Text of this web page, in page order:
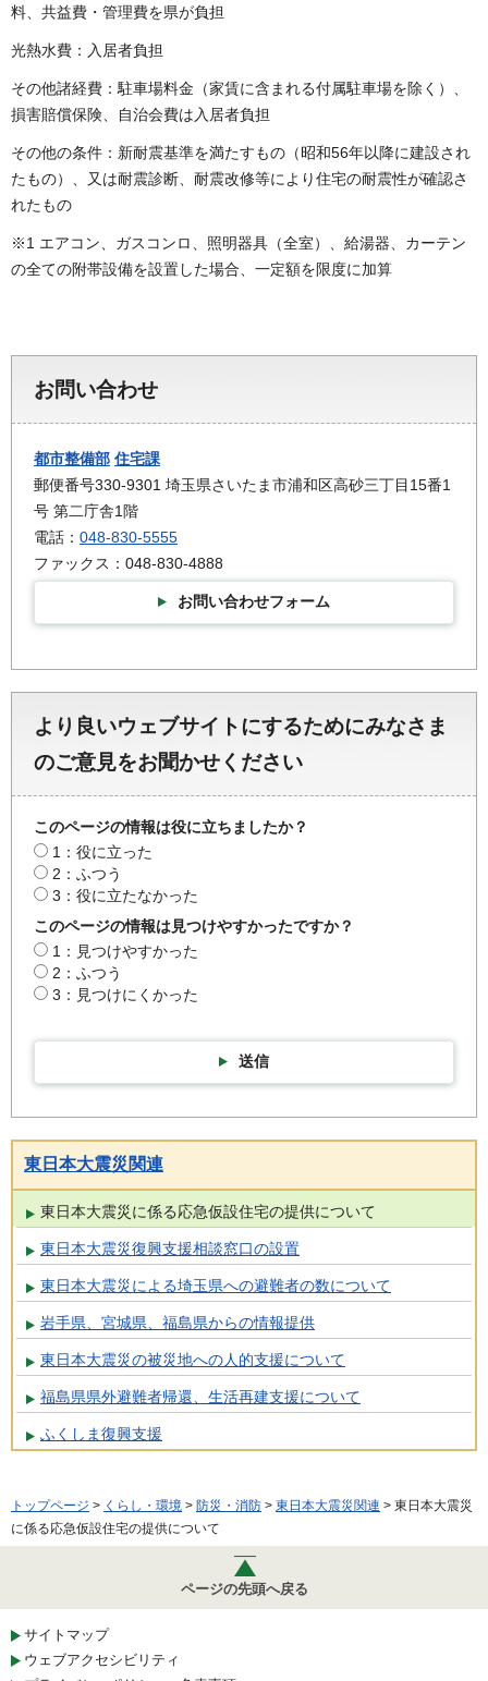
料、共益費・管理費を県が負担
光熱水費：入居者負担
その他諸経費：駐車場料金（家賃に含まれる付属駐車場を除く）、
損害賠償保険、自治会費は入居者負担
その他の条件：新耐震基準を満たすもの（昭和56年以降に建設され
たもの）、又は耐震診断、耐震改修等により住宅の耐震性が確認さ
れたもの
※1 エアコン、ガスコンロ、照明器具（全室）、給湯器、カーテン
の全ての附帯設備を設置した場合、一定額を限度に加算
お問い合わせ
都市整備部 住宅課
郵便番号330-9301 埼玉県さいたま市浦和区高砂三丁目15番1
号 第二庁舎1階
電話： 048-830-5555
ファックス：048-830-4888
お問い合わせフォーム
より良いウェブサイトにするためにみなさま
のご意見をお聞かせください
このページの情報は役に立ちましたか？
1：役に立った
2：ふつう
3：役に立たなかった
このページの情報は見つけやすかったですか？
1：見つけやすかった
2：ふつう
3：見つけにくかった
送信
東日本大震災関連
東日本大震災に係る応急仮設住宅の提供について
東日本大震災復興支援相談窓口の設置
東日本大震災による埼玉県への避難者の数について
岩手県、宮城県、福島県からの情報提供
東日本大震災の被災地への人的支援について
福島県県外避難者帰還、生活再建支援について
ふくしま復興支援
トップページ > くらし・環境 > 防災・消防 > 東日本大震災関連 > 東日本大震災
に係る応急仮設住宅の提供について
ページの先頭へ戻る
サイトマップ
ウェブアクセシビリティ